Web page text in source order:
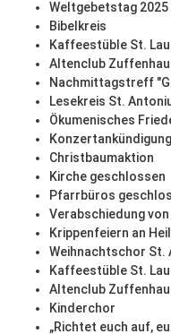
Weltgebetstag 2025
Bibelkreis
Kaffeestüble St.
Altenclub
Nachmittagstreff
Lesekreis St.
Ökumenisches
Konzertankündigung
Christbaumaktion
Kirche geschlossen
Pfarrbüros
Verabschiedung
Krippenfeiern an
Weihnachtschor St.
Kaffeestüble St.
Altenclub
Kinderchor
„Richtet euch auf,